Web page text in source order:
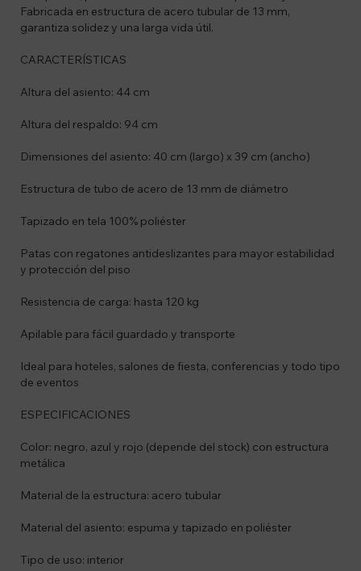
Fabricada en estructura de acero tubular de 13 mm,
garantiza solidez y una larga vida útil.
CARACTERÍSTICAS
Altura del asiento: 44 cm
Altura del respaldo: 94 cm
Dimensiones del asiento: 40 cm (largo) x 39 cm (ancho)
Estructura de tubo de acero de 13 mm de diámetro
Tapizado en tela 100% poliéster
Patas con regatones antideslizantes para mayor estabilidad
y protección del piso
Resistencia de carga: hasta 120 kg
Apilable para fácil guardado y transporte
Ideal para hoteles, salones de fiesta, conferencias y todo tipo
de eventos
ESPECIFICACIONES
Color: negro, azul y rojo (depende del stock) con estructura
metálica
Material de la estructura: acero tubular
Material del asiento: espuma y tapizado en poliéster
Tipo de uso: interior